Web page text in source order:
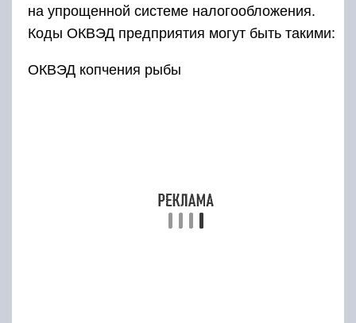
на упрощенной системе налогообложения.
Коды ОКВЭД предприятия могут быть такими:
ОКВЭД копчения рыбы
После получения регистрационных